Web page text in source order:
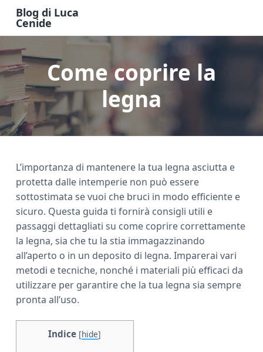
i
p
t
o
a
i
n
i
p
t
o
r
i
m
i
p
t
o
o
o
t
Blog di Luca
Cenide
o
g
d
i
c
a
e
n
i
Come coprire la
legna
L’importanza di mantenere la tua legna asciutta e
protetta dalle intemperie non può essere
sottostimata se vuoi che bruci in modo efficiente e
sicuro. Questa guida ti fornirà consigli utili e
passaggi dettagliati su come coprire correttamente
la legna, sia che tu la stia immagazzinando
all’aperto o in un deposito di legna. Imparerai vari
metodi e tecniche, nonché i materiali più efficaci da
utilizzare per garantire che la tua legna sia sempre
pronta all’uso.
Indice [hide]